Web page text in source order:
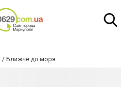
Ближче до моря